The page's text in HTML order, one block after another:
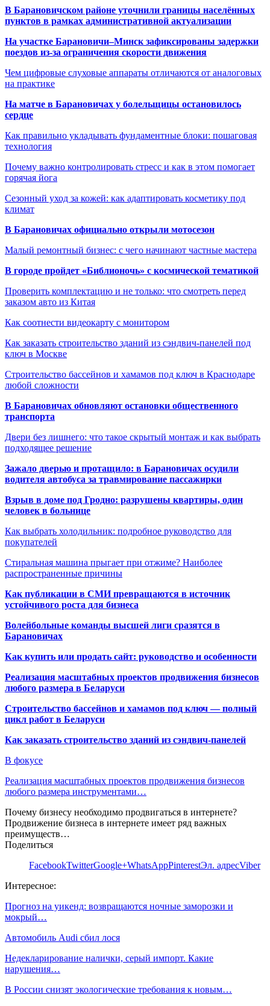
В Барановичском районе уточнили границы населённых
пунктов в рамках административной актуализации
На участке Барановичи–Минск зафиксированы задержки
поездов из-за ограничения скорости движения
Чем цифровые слуховые аппараты отличаются от аналоговых
на практике
На матче в Барановичах у болельщицы остановилось
сердце
Как правильно укладывать фундаментные блоки: пошаговая
технология
Почему важно контролировать стресс и как в этом помогает
горячая йога
Сезонный уход за кожей: как адаптировать косметику под
климат
В Барановичах официально открыли мотосезон
Малый ремонтный бизнес: с чего начинают частные мастера
В городе пройдет «Библионочь» с космической тематикой
Проверить комплектацию и не только: что смотреть перед
заказом авто из Китая
Как соотнести видеокарту с монитором
Как заказать строительство зданий из сэндвич-панелей под
ключ в Москве
Строительство бассейнов и хамамов под ключ в Краснодаре
любой сложности
В Барановичах обновляют остановки общественного
транспорта
Двери без лишнего: что такое скрытый монтаж и как выбрать
подходящее решение
Зажало дверью и протащило: в Барановичах осудили
водителя автобуса за травмирование пассажирки
Взрыв в доме под Гродно: разрушены квартиры, один
человек в больнице
Как выбрать холодильник: подробное руководство для
покупателей
Стиральная машина прыгает при отжиме? Наиболее
распространенные причины
Как публикации в СМИ превращаются в источник
устойчивого роста для бизнеса
Волейбольные команды высшей лиги сразятся в
Барановичах
Как купить или продать сайт: руководство и особенности
Реализация масштабных проектов продвижения бизнесов
любого размера в Беларуси
Строительство бассейнов и хамамов под ключ — полный
цикл работ в Беларуси
Как заказать строительство зданий из сэндвич-панелей
В фокусе
Реализация масштабных проектов продвижения бизнесов
любого размера инструментами…
Почему бизнесу необходимо продвигаться в интернете?
Продвижение бизнеса в интернете имеет ряд важных
преимуществ…
Поделиться
FacebookTwitterGoogle+WhatsAppPinterestЭл. адресViber
Интересное:
Прогноз на уикенд: возвращаются ночные заморозки и
мокрый…
Автомобиль Audi сбил лося
Недекларирование налички, серый импорт. Какие
нарушения…
В России снизят экологические требования к новым…